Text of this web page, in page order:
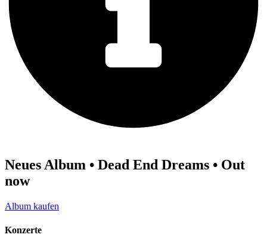
Neues Album • Dead End Dreams • Out
now
Album kaufen
Konzerte